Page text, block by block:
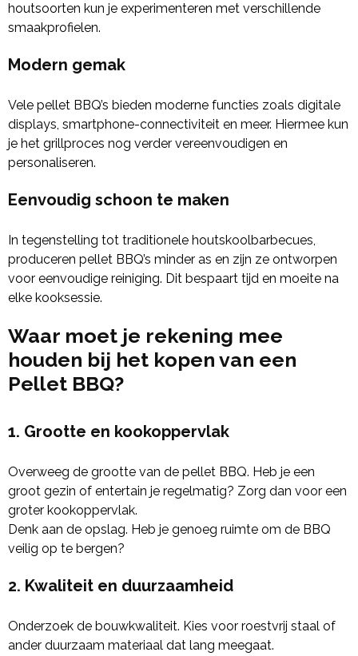
houtsoorten kun je experimenteren met verschillende
smaakprofielen.
Modern gemak
Vele pellet BBQ’s bieden moderne functies zoals digitale
displays, smartphone-connectiviteit en meer. Hiermee kun
je het grillproces nog verder vereenvoudigen en
personaliseren.
Eenvoudig schoon te maken
In tegenstelling tot traditionele houtskoolbarbecues,
produceren pellet BBQ’s minder as en zijn ze ontworpen
voor eenvoudige reiniging. Dit bespaart tijd en moeite na
elke kooksessie.
Waar moet je rekening mee
houden bij het kopen van een
Pellet BBQ?
1. Grootte en kookoppervlak
Overweeg de grootte van de pellet BBQ. Heb je een
groot gezin of entertain je regelmatig? Zorg dan voor een
groter kookoppervlak.
Denk aan de opslag. Heb je genoeg ruimte om de BBQ
veilig op te bergen?
2. Kwaliteit en duurzaamheid
Onderzoek de bouwkwaliteit. Kies voor roestvrij staal of
ander duurzaam materiaal dat lang meegaat.